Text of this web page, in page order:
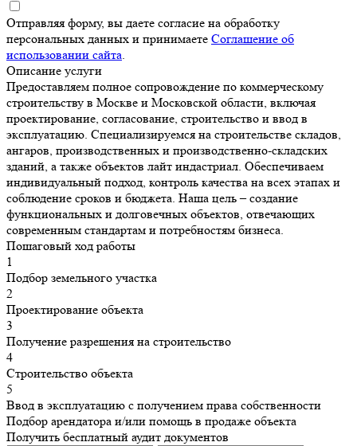
Отправляя форму, вы даете согласие на обработку
персональных данных и принимаете Соглашение об
использовании сайта.
Описание услуги
Предоставляем полное сопровождение по коммерческому
строительству в Москве и Московской области, включая
проектирование, согласование, строительство и ввод в
эксплуатацию. Специализируемся на строительстве складов,
ангаров, производственных и производственно-складских
зданий, а также объектов лайт индастриал. Обеспечиваем
индивидуальный подход, контроль качества на всех этапах и
соблюдение сроков и бюджета. Наша цель – создание
функциональных и долговечных объектов, отвечающих
современным стандартам и потребностям бизнеса.
Пошаговый ход работы
1
Подбор земельного участка
2
Проектирование объекта
3
Получение разрешения на строительство
4
Строительство объекта
5
Ввод в эксплуатацию с получением права собственности
Подбор арендатора и/или помощь в продаже объекта
Получить бесплатный аудит документов